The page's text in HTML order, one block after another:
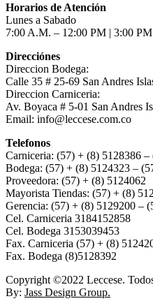
Horarios de Atención
Lunes a Sabado
7:00 A.M. – 12:00 PM | 3:00
Direcciónes
Direccion Bodega:
Calle 35 # 25-69 San Andres
Direccion Carniceria:
Av. Boyaca # 5-01 San Andres
Email: info@leccese.com.co
Telefonos
Carniceria: (57) + (8) 5128386
Bodega: (57) + (8) 5124323 –
Proveedora: (57) + (8) 5124062
Mayorista Tiendas: (57) + (8)
Gerencia: (57) + (8) 5129200 –
Cel. Carniceria 3184152858
Cel. Bodega 3153039453
Fax. Carniceria (57) + (8)
Fax. Bodega (8)5128392
Copyright ©2022 Leccese.
By: Jass Design Group.